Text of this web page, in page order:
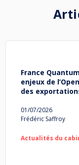
France
enjeux de
des
01/07/2026
Frédéric Saffroy
Actualités du